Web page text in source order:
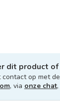
dit product
contact op met
, via onze chat